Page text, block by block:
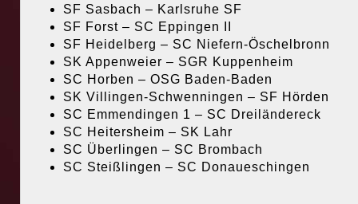
SF Sasbach – Karlsruhe SF
SF Forst – SC Eppingen II
SF Heidelberg – SC Niefern-Öschelbronn
SK Appenweier – SGR Kuppenheim
SC Horben – OSG Baden-Baden
SK Villingen-Schwenningen – SF Hörden
SC Emmendingen 1 – SC Dreiländereck
SC Heitersheim – SK Lahr
SC Überlingen – SC Brombach
SC Steißlingen – SC Donaueschingen